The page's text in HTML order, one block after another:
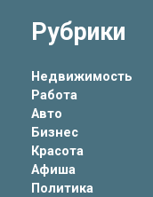
Рубрики
Недвижимость
Работа
Авто
Бизнес
Красота
Афиша
Политика